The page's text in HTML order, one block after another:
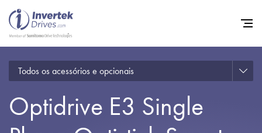
Todos os acessórios e opcionais
Optidrive E3 Single
Início
Inversores de frequência
Suporte